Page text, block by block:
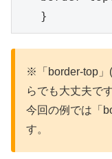
}
※「border-top」
らでも大丈夫で
今回の例では「
す。